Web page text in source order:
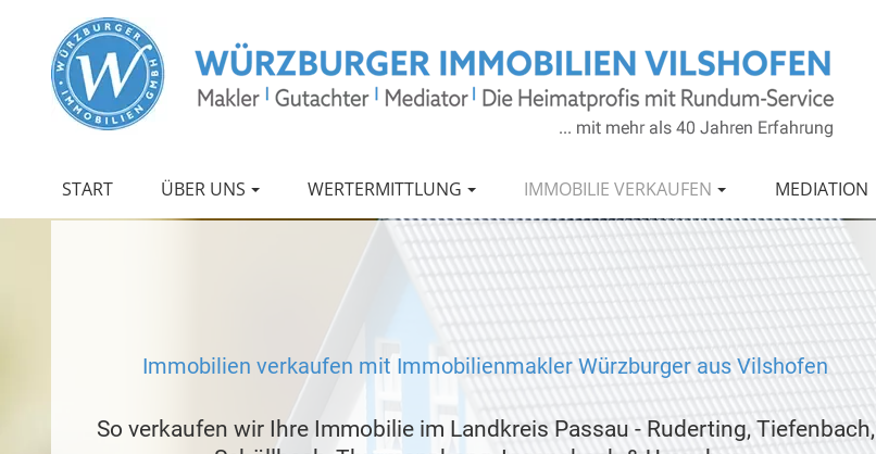
START ÜBER UNS WERTERMITTLUNG IMMOBILIE VERKAUFEN MEDIATION
Immobilien verkaufen mit Immobilienmakler Würzburger aus Vilshofen
So verkaufen wir Ihre Immobilie im Landkreis Passau - Ruderting, Tiefenbach,